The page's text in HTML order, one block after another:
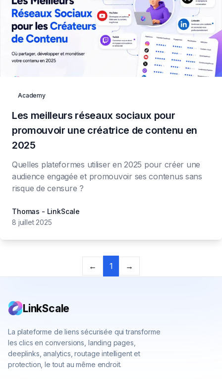
Academy
Les meilleurs réseaux sociaux pour
promouvoir une créatrice de contenu en
2025
Quelles plateformes utiliser en 2025 pour créer une
audience engagée et promouvoir ses contenus sans
risque de censure ?
Thomas - LinkScale
8 juillet 2025
Previous
← 1 Next
→
LinkScale
La plateforme de liens sécurisée qui transforme
les clics en conversions, landing pages,
deeplinks, analytics, routage intelligent et
protection, le tout au même endroit.